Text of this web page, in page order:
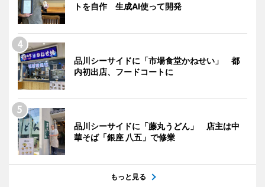
トを自作 生成AI使って開発
品川シーサイドに「市場食堂かねせい」 都
内初出店、フードコートに
品川シーサイドに「藤丸うどん」 店主は中
華そば「銀座 八五」で修業
もっと見る